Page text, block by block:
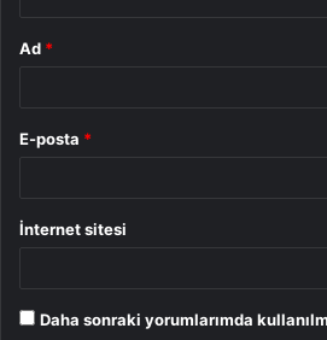
Ad *
E-posta *
İnternet sitesi
Daha sonraki yorumlarımda